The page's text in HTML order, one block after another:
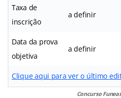
Taxa de
inscrição
a definir
Data da prova
objetiva
a definir
Clique aqui para ver o último
Concurso